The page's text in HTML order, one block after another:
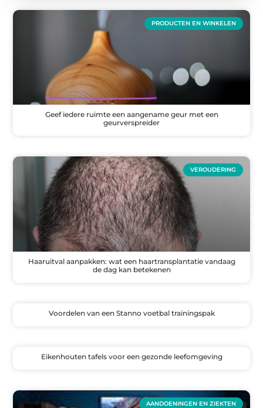
PRODUCTEN EN WINKELEN
Geef iedere ruimte een aangename geur met een
geurverspreider
VEROUDERING
Haaruitval aanpakken: wat een haartransplantatie vandaag
de dag kan betekenen
Voordelen van een Stanno voetbal trainingspak
Eikenhouten tafels voor een gezonde leefomgeving
AANDOENINGEN EN ZIEKTEN